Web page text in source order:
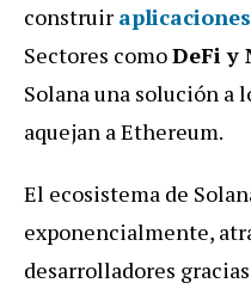
construir
Sectores comoDeFi y
Solana una solución a
aquejan a Ethereum.
El ecosistema de
exponencialmente,
desarrolladores